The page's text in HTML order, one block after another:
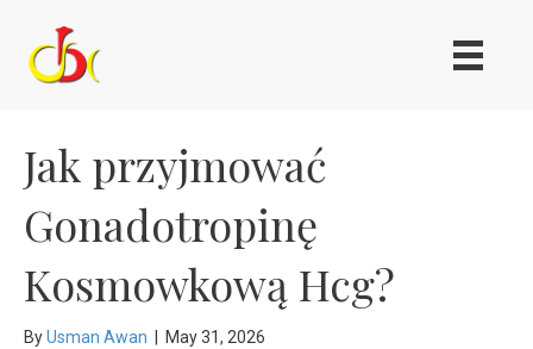
Jak przyjmować
Gonadotropinę
Kosmowkową Hcg?
ByUsman Awan May 31, 2026